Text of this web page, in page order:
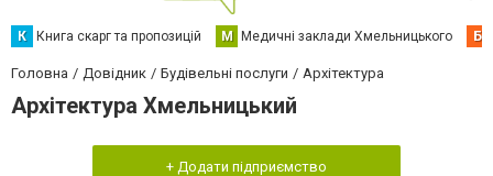
К Книга скарг та пропозицій М Медичні заклади Хмельницького Б
Головна Довідник Будівельні послуги Архітектура
Архітектура Хмельницький
+ Додати підприємство